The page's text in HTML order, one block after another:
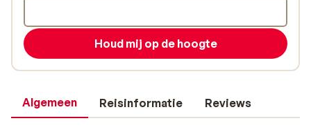
Algemeen Reisinformatie Reviews
Houd mij op de hoogte